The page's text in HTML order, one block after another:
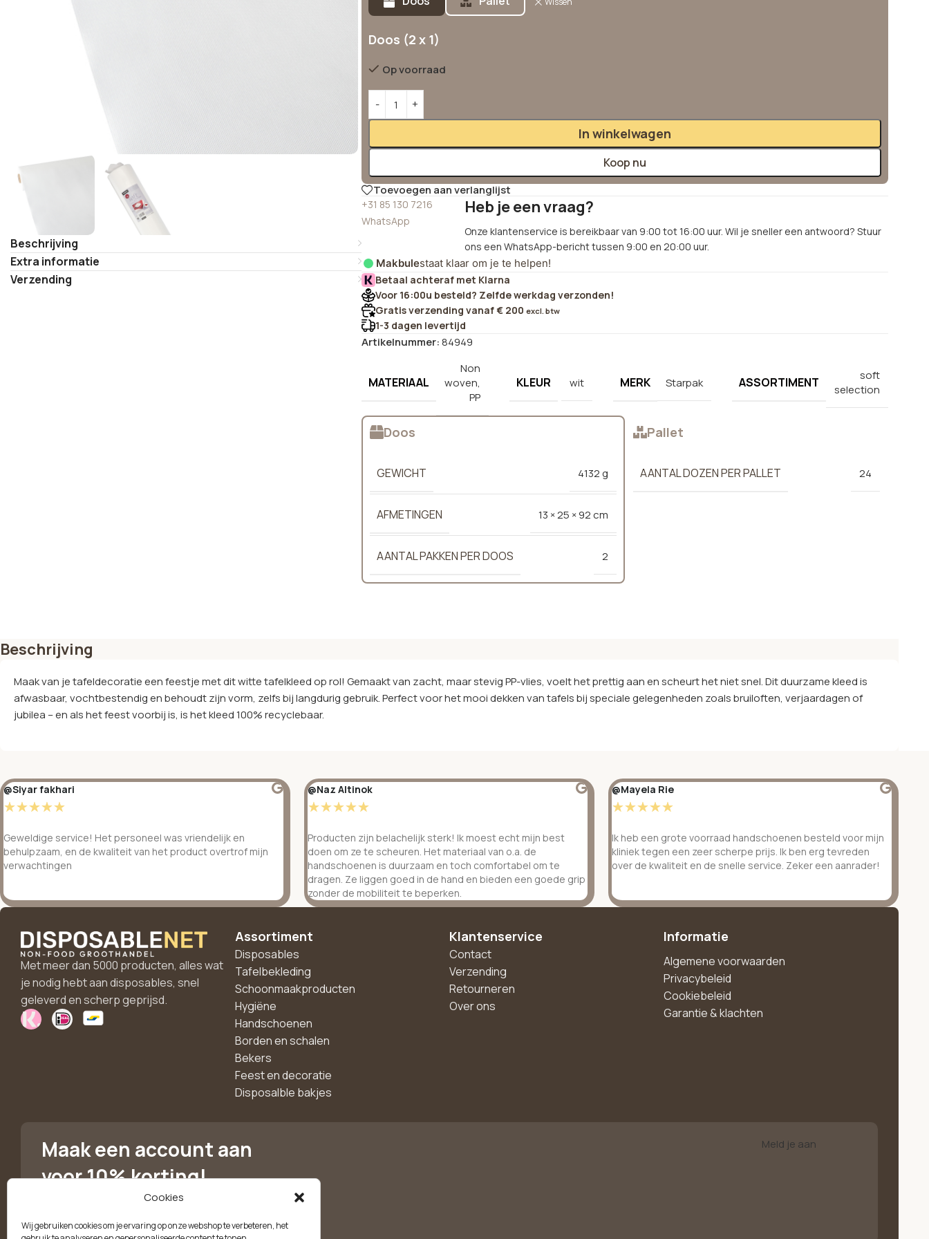
Cookies
Wij gebruiken cookies om je ervaring op onze webshop te verbeteren, het
Beschrijving
Extra informatie
Verzending
Doos (2 x 1)
Op voorraad
In winkelwagen
Koop nu
Toevoegen aan verlanglijst
+31 85 130 7216
WhatsApp
Heb je een vraag?
Onze klantenservice is bereikbaar van 9:00 tot 16:00 uur. Wil je sneller een antwoord? Stuur
ons een WhatsApp-bericht tussen 9:00 en 20:00 uur.
Makbulestaat klaar om je te helpen!
Betaal achteraf met Klarna
Voor 16:00u besteld? Zelfde werkdag verzonden!
Gratis verzending vanaf € 200 excl. btw
1-3 dagen levertijd
Artikelnummer:84949
MATERIAAL
Non
woven,
PP
KLEUR wit MERK Starpak ASSORTIMENT
soft
selection
Doos
GEWICHT 4132 g
AFMETINGEN 13 × 25 × 92 cm
AANTAL PAKKEN PER DOOS 2
Pallet
AANTAL DOZEN PER PALLET 24
Beschrijving
Maak van je tafeldecoratie een feestje met dit witte tafelkleed op rol! Gemaakt van zacht, maar stevig PP-vlies, voelt het prettig aan en scheurt het niet snel. Dit duurzame kleed is
afwasbaar, vochtbestendig en behoudt zijn vorm, zelfs bij langdurig gebruik. Perfect voor het mooi dekken van tafels bij speciale gelegenheden zoals bruiloften, verjaardagen of
jubilea – en als het feest voorbij is, is het kleed 100% recyclebaar.
@Siyar fakhari
☆☆☆☆☆
Geweldige service! Het personeel was vriendelijk en
behulpzaam, en de kwaliteit van het product overtrof mijn
verwachtingen
@Naz Altinok
☆☆☆☆☆
Producten zijn belachelijk sterk! Ik moest echt mijn best
doen om ze te scheuren. Het materiaal van o.a. de
handschoenen is duurzaam en toch comfortabel om te
dragen. Ze liggen goed in de hand en bieden een goede grip
zonder de mobiliteit te beperken.
@Mayela Rie
☆☆☆☆☆
Ik heb een grote voorraad handschoenen besteld voor mijn
kliniek tegen een zeer scherpe prijs. Ik ben erg tevreden
over de kwaliteit en de snelle service. Zeker een aanrader!
Met meer dan 5000 producten, alles wat
je nodig hebt aan disposables, snel
geleverd en scherp geprijsd.
Assortiment
Disposables
Tafelbekleding
Schoonmaakproducten
Hygiëne
Handschoenen
Borden en schalen
Bekers
Feest en decoratie
Disposalble bakjes
Klantenservice
Contact
Verzending
Retourneren
Over ons
Informatie
Algemene voorwaarden
Privacybeleid
Cookiebeleid
Garantie & klachten
Maak een account aan
voor 10% korting!
Blijf als eerste op de hoogte van exclusieve
aanbiedingen, nieuwe producten en handige tips.
Meld je aan